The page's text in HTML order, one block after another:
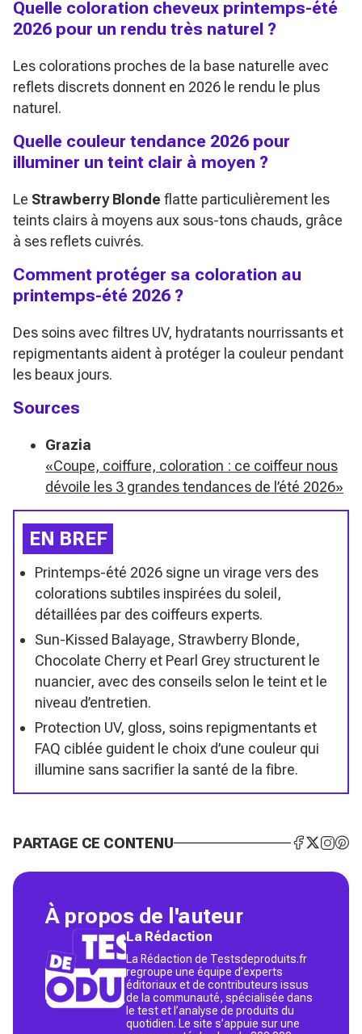
Quelle coloration cheveux printemps-été
2026 pour un rendu très naturel ?
Les colorations proches de la base naturelle avec
reflets discrets donnent en 2026 le rendu le plus
naturel.
Quelle couleur tendance 2026 pour
illuminer un teint clair à moyen ?
Le Strawberry Blonde flatte particulièrement les
teints clairs à moyens aux sous-tons chauds, grâce
à ses reflets cuivrés.
Comment protéger sa coloration au
printemps-été 2026 ?
Des soins avec filtres UV, hydratants nourrissants et
repigmentants aident à protéger la couleur pendant
les beaux jours.
Sources
Grazia
«Coupe, coiffure, coloration : ce coiffeur nous
dévoile les 3 grandes tendances de l’été 2026»
EN BREF
Printemps-été 2026 signe un virage vers des
colorations subtiles inspirées du soleil,
détaillées par des coiffeurs experts.
Sun-Kissed Balayage, Strawberry Blonde,
Chocolate Cherry et Pearl Grey structurent le
nuancier, avec des conseils selon le teint et le
niveau d’entretien.
Protection UV, gloss, soins repigmentants et
FAQ ciblée guident le choix d’une couleur qui
illumine sans sacrifier la santé de la fibre.
PARTAGE CE CONTENU
À propos de l'auteur
La Rédaction
La Rédaction de Testsdeproduits.fr
regroupe une équipe d’experts
éditoriaux et de contributeurs issus
de la communauté, spécialisée dans
le test et l’analyse de produits du
quotidien. Le site s’appuie sur une